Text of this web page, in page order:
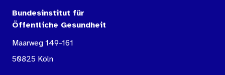
Bundesinstitut für
Öffentliche Gesundheit
Maarweg 149-161
50825 Köln